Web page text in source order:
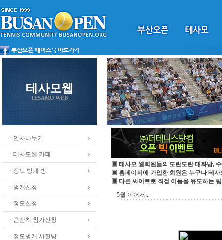
테사모웹
TESAMO WEB
ㆍ인사나누기
ㆍ테사모웹 카페
ㆍ정모 벙개 방
ㆍ벙개신청
ㆍ정모신청
ㆍ큰잔치 참가신청
ㆍ정모벙개 사진방
▣ 테사모 웹회원들의 도란도란 대화방,
▣ 홈페이지에 가입한 회원은 누구나 테사
▣ 다른 싸이트로 직접 이동을 유도하는
5월 이어서...